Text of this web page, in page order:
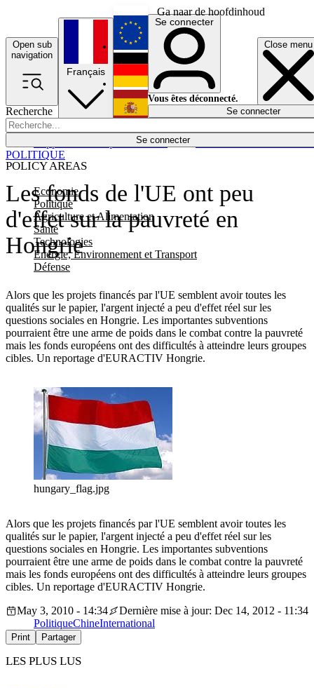
Ga naar de hoofdinhoud
Open sub
navigation
Close menu
Recherche
Se connecter
POLICY AREAS
Economie
Politique
Agriculture et Alimentation
Santé
Technologies
Energie, Environnement et Transport
Défense
Économie
Français
English
Deutsch
Español
Se connecter
Vous êtes déconnecté.
Se connecter
Les fonds de l'UE ont peu
d'effet sur la pauvreté en
Hongrie
Alors que les projets financés par l'UE semblent avoir toutes les
qualités sur le papier, l'argent injecté a peu d'effet réel sur les
questions sociales en Hongrie. Les importantes subventions
pourraient être une arme de poids dans le combat contre la pauvreté
mais les fonds européens ont des difficultés à atteindre leurs groupes
cibles. Un reportage d'EURACTIV Hongrie.
POLITIQUE
hungary_flag.jpg
Alors que les projets financés par l'UE semblent avoir toutes les
qualités sur le papier, l'argent injecté a peu d'effet réel sur les
questions sociales en Hongrie. Les importantes subventions
pourraient être une arme de poids dans le combat contre la pauvreté
mais les fonds européens ont des difficultés à atteindre leurs groupes
cibles. Un reportage d'EURACTIV Hongrie.
May 3, 2010 - 14:34
Dernière mise à jour: Dec 14, 2012 - 11:34
PolitiqueChineInternational
Print Partager
LES PLUS LUS